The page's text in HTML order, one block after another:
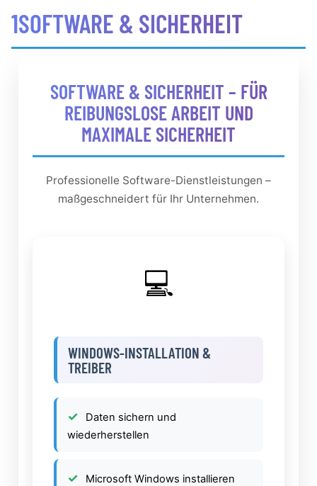
1SOFTWARE & SICHERHEIT
SOFTWARE & SICHERHEIT – FÜR
REIBUNGSLOSE ARBEIT UND
MAXIMALE SICHERHEIT
Professionelle Software-Dienstleistungen –
maßgeschneidert für Ihr Unternehmen.
💻
WINDOWS-INSTALLATION &
TREIBER
Daten sichern und
wiederherstellen
Microsoft Windows installieren